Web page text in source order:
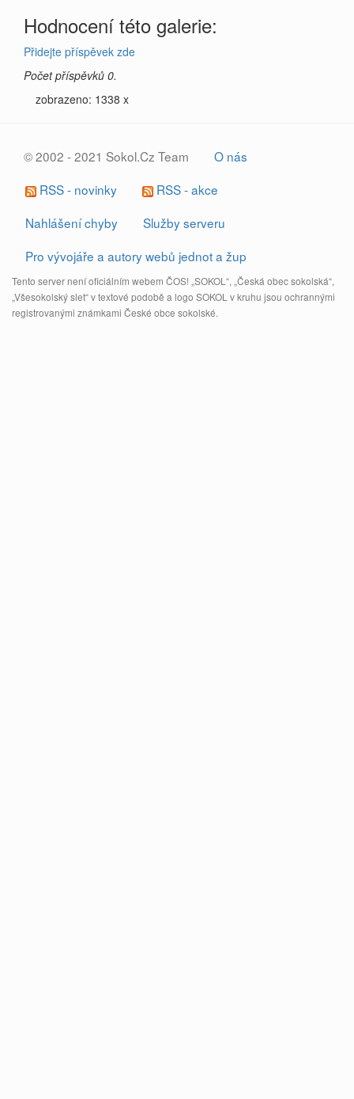
Hodnocení této galerie:
Přidejte příspěvek zde
Počet příspěvků 0.
zobrazeno: 1338 x
© 2002 - 2021 Sokol.Cz Team
O nás
RSS - novinky
RSS - akce
Nahlášení chyby
Služby serveru
Pro vývojáře a autory webů jednot a žup
Tento server není oficiálním webem ČOS! „SOKOL“, „Česká obec sokolská“,
„Všesokolský slet“ v textové podobě a logo SOKOL v kruhu jsou ochrannými
registrovanými známkami České obce sokolské.